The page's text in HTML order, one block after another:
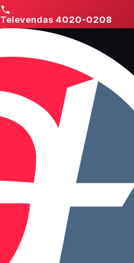
Televendas 4020-0208